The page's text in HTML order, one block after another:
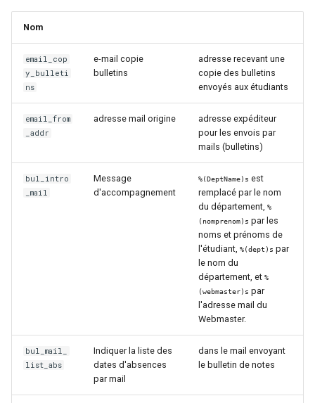
Nom
email_cop
y_bulleti
ns
e-mail copie
bulletins
adresse recevant une
copie des bulletins
envoyés aux étudiants
email_from
_addr
adresse mail origine
adresse expéditeur
pour les envois par
mails (bulletins)
bul_intro
_mail
Message
d'accompagnement
%(DeptName)s est
remplacé par le nom
du département, %
(nomprenom)s par les
noms et prénoms de
l'étudiant, %(dept)s par
le nom du
département, et %
(webmaster)s par
l'adresse mail du
Webmaster.
bul_mail_
list_abs
Indiquer la liste des
dates d'absences
par mail
dans le mail envoyant
le bulletin de notes